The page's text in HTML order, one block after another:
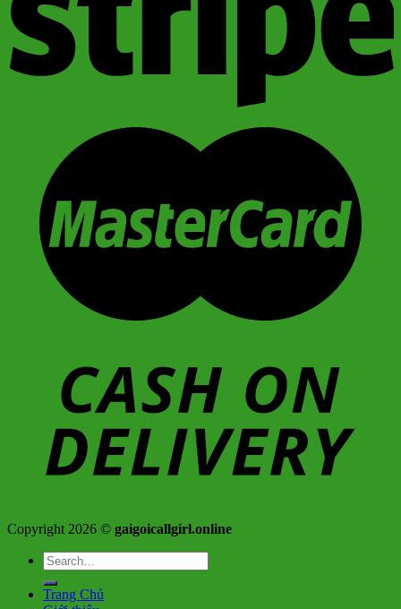
Copyright 2026 © gaigoicallgirl.online
Search
for:
Trang Chủ